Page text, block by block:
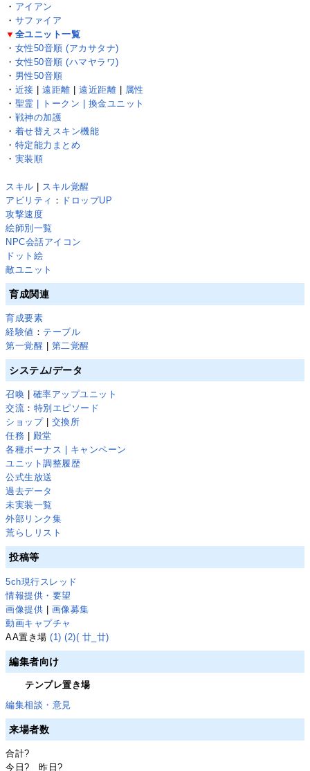
・ アイアン
・ サファイア
▼ 全ユニット一覧
・ 女性50音順 (アカサタナ)
・ 女性50音順 (ハマヤラワ)
・ 男性50音順
・ 近接 |遠距離 |遠近距離
属性
・ 聖霊 | トークン | 換金ユニット
・ 戦神の加護
・ 着せ替えスキン機能
・ 特定能力まとめ
・ 実装順
スキル
スキル覚醒
アビリティ ： ドロップUP
攻撃速度
絵師別一覧
NPC会話アイコン
ドット絵
敵ユニット
育成関連
育成要素
経験値 ： テーブル
第一覚醒
第二覚醒
システム/データ
召喚
確率アップユニット
交流 ： 特別エピソード
ショップ| 交換所
任務
殿堂
各種ボーナス | キャンペーン
ユニット調整履歴
公式生放送
過去データ
未実装一覧
外部リンク集
荒らしリスト
投稿等
5ch現行スレッド
情報提供・要望
画像提供 | 画像募集
動画キャプチャ
AA置き場(1) (2)( 廿_廿)
編集者向け
テンプレ置き場
編集相談・意見
来場者数
合計?
今日? 昨日?